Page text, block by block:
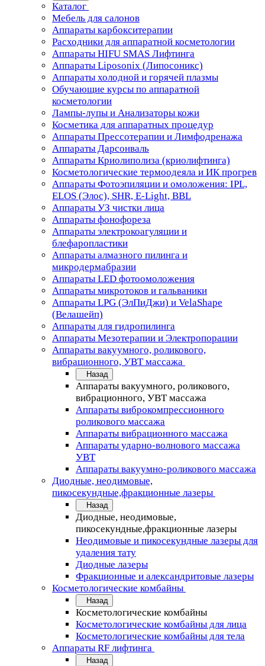
Каталог
Мебель для салонов
Аппараты карбокситерапии
Расходники для аппаратной косметологии
Аппараты HIFU SMAS Лифтинга
Аппараты Liposonix (Липосоникс)
Аппараты холодной и горячей плазмы
Обучающие курсы по аппаратной
косметологии
Лампы-лупы и Анализаторы кожи
Косметика для аппаратных процедур
Аппараты Прессотерапии и Лимфодренажа
Аппараты Дарсонваль
Аппараты Криолиполиза (криолифтинга)
Косметологические термоодеяла и ИК прогрев
Аппараты Фотоэпиляции и омоложения: IPL,
ELOS (Элос), SHR, E-Light, BBL
Аппараты УЗ чистки лица
Аппараты фонофореза
Аппараты электрокоагуляции и
блефаропластики
Аппараты алмазного пилинга и
микродермабразии
Аппараты LED фотоомоложения
Аппараты микротоков и гальваники
Аппараты LPG (ЭлПиДжи) и VelaShape
(Велашейп)
Аппараты для гидропилинга
Аппараты Мезотерапии и Электропорации
Аппараты вакуумного, роликового,
вибрационного, УВТ массажа
Назад
Аппараты вакуумного, роликового,
вибрационного, УВТ массажа
Аппараты виброкомпрессионного
роликового массажа
Аппараты вибрационного массажа
Аппараты ударно-волнового массажа
УВТ
Аппараты вакуумно-роликового массажа
Диодные, неодимовые,
пикосекундные,фракционные лазеры
Назад
Диодные, неодимовые,
пикосекундные,фракционные лазеры
Неодимовые и пикосекундные лазеры для
удаления тату
Диодные лазеры
Фракционные и александритовые лазеры
Косметологические комбайны
Назад
Косметологические комбайны
Косметологические комбайны для лица
Косметологические комбайны для тела
Аппараты RF лифтинга
Назад